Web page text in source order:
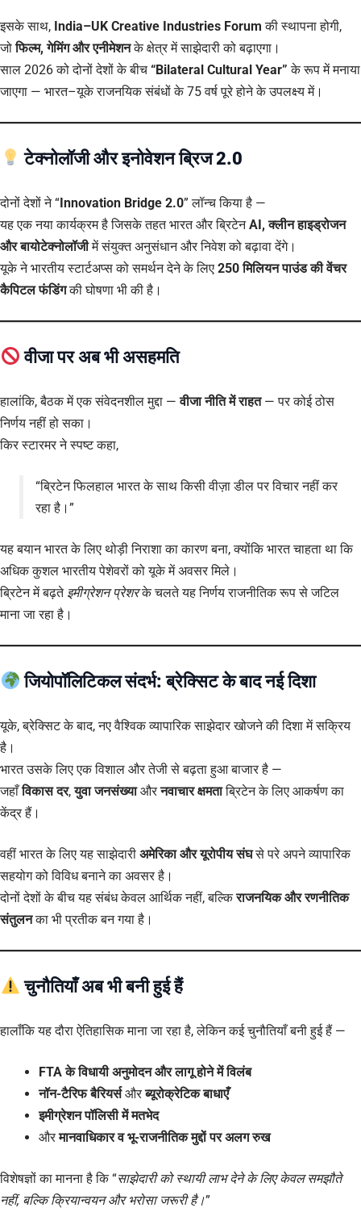
इसके साथ, India–UK Creative Industries Forum की स्थापना होगी,
जोफिल्म, गेमिंग और एनीमेशनके क्षेत्र में साझेदारी को बढ़ाएगा।
साल 2026 को दोनों देशों के बीच “Bilateral Cultural Year” के रूप में मनाया
जाएगा — भारत–यूके राजनयिक संबंधों के 75 वर्ष पूरे होने के उपलक्ष्य में।
टेक्नोलॉजी और इनोवेशन ब्रिज 2.0
दोनों देशों ने “Innovation Bridge 2.0” लॉन्च किया है —
यह एक नया कार्यक्रम है जिसके तहत भारत और ब्रिटेनAI, क्लीन हाइड्रोजन
और बायोटेक्नोलॉजीमें संयुक्त अनुसंधान और निवेश को बढ़ावा देंगे।
यूके ने भारतीय स्टार्टअप्स को समर्थन देने के लिए 250 मिलियन पाउंड की वेंचर
कैपिटल फंडिंगकी घोषणा भी की है।
वीजा पर अब भी असहमति
हालांकि, बैठक में एक संवेदनशील मुद्दा —वीजा नीति में राहत— पर कोई ठोस
निर्णय नहीं हो सका।
किर स्टारमर ने स्पष्ट कहा,
“ब्रिटेन फिलहाल भारत के साथ किसी वीज़ा डील पर विचार नहीं कर
रहा है।”
यह बयान भारत के लिए थोड़ी निराशा का कारण बना, क्योंकि भारत चाहता था कि
अधिक कुशल भारतीय पेशेवरों को यूके में अवसर मिले।
ब्रिटेन में बढ़ते इमीग्रेशन प्रेशरके चलते यह निर्णय राजनीतिक रूप से जटिल
माना जा रहा है।
जियोपॉलिटिकल संदर्भ: ब्रेक्सिट के बाद नई दिशा
यूके, ब्रेक्सिट के बाद, नए वैश्विक व्यापारिक साझेदार खोजने की दिशा में सक्रिय
है।
भारत उसके लिए एक विशाल और तेजी से बढ़ता हुआ बाजार है —
जहाँविकास दर,युवा जनसंख्याऔरनवाचार क्षमताब्रिटेन के लिए आकर्षण का
केंद्र हैं।
वहीं भारत के लिए यह साझेदारी अमेरिका और यूरोपीय संघसे परे अपने व्यापारिक
सहयोग को विविध बनाने का अवसर है।
दोनों देशों के बीच यह संबंध केवल आर्थिक नहीं, बल्किराजनयिक और रणनीतिक
संतुलनका भी प्रतीक बन गया है।
चुनौतियाँ अब भी बनी हुई हैं
हालाँकि यह दौरा ऐतिहासिक माना जा रहा है, लेकिन कई चुनौतियाँ बनी हुई हैं —
FTA के विधायी अनुमोदन और लागू होने में विलंब
नॉन-टैरिफ बैरियर्सऔरब्यूरोक्रेटिक बाधाएँ
इमीग्रेशन पॉलिसी में मतभेद
औरमानवाधिकार व भू-राजनीतिक मुद्दों पर अलग रुख
विशेषज्ञों का मानना है कि “साझेदारी को स्थायी लाभ देने के लिए केवल समझौते
नहीं, बल्कि क्रियान्वयन और भरोसा जरूरी है।”